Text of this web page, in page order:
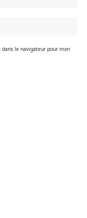
le navigateur pour mon